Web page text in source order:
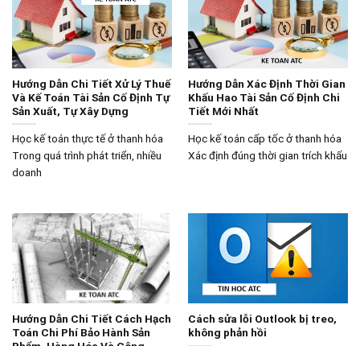
Hướng Dẫn Chi Tiết Xử Lý Thuế
Và Kế Toán Tài Sản Cố Định Tự
Sản Xuất, Tự Xây Dựng
Học kế toán thực tế ở thanh hóa
Trong quá trình phát triển, nhiều
doanh
Hướng Dẫn Xác Định Thời Gian
Khấu Hao Tài Sản Cố Định Chi
Tiết Mới Nhất
Học kế toán cấp tốc ở thanh hóa
Xác định đúng thời gian trích khấu
Hướng Dẫn Chi Tiết Cách Hạch
Toán Chi Phí Bảo Hành Sản
Cách sửa lỗi Outlook bị treo,
không phản hồi